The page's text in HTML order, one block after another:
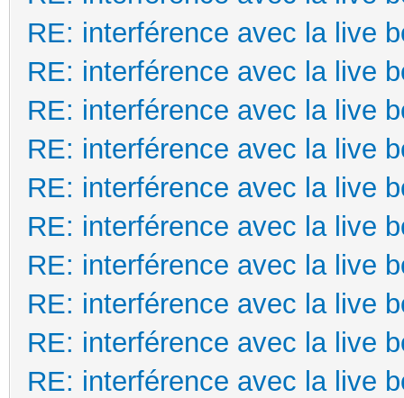
RE: interférence avec la live
RE: interférence avec la live
RE: interférence avec la live
RE: interférence avec la live
RE: interférence avec la live
RE: interférence avec la live
RE: interférence avec la live
RE: interférence avec la live
RE: interférence avec la live
RE: interférence avec la live